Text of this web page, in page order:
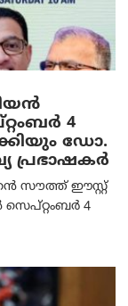
4
ഡോ.
പ്രഭാഷകർ
സൗത്ത് ഈസ്റ്റ്
4